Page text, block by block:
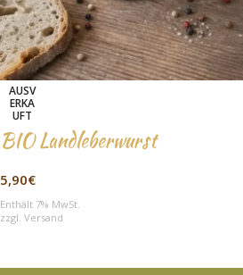
AUSV
ERKA
UFT
BIO Landleberwurst
5,90€
Enthält 7% MwSt.
zzgl. Versand